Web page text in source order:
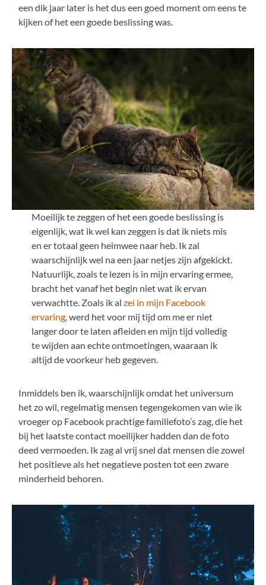
een dik jaar later is het dus een goed moment om eens te
kijken of het een goede beslissing was.
Moeilijk te zeggen of het een goede beslissing is
eigenlijk, wat ik wel kan zeggen is dat ik niets mis
en er totaal geen heimwee naar heb. Ik zal
waarschijnlijk wel na een jaar netjes zijn afgekickt.
Natuurlijk, zoals te lezen is in mijn ervaring ermee,
bracht het vanaf het begin niet wat ik ervan
verwachtte. Zoals ik al zei in mijn Facebook
ervaring, werd het voor mij tijd om me er niet
langer door te laten afleiden en mijn tijd volledig
te wijden aan echte ontmoetingen, waaraan ik
altijd de voorkeur heb gegeven.
Inmiddels ben ik, waarschijnlijk omdat het universum
het zo wil, regelmatig mensen tegengekomen van wie ik
vroeger op Facebook prachtige familiefoto’s zag, die het
bij het laatste contact moeilijker hadden dan de foto
deed vermoeden. Ik zag al vrij snel dat mensen die zowel
het positieve als het negatieve posten tot een zware
minderheid behoren.